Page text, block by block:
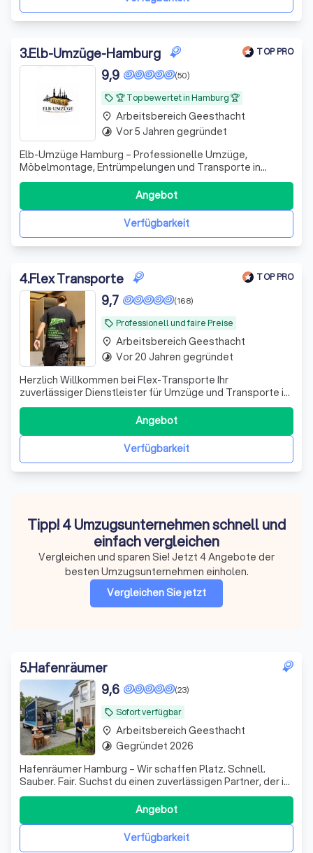
3.Elb-Umzüge-Hamburg TOP PRO
local_offer 🏆 Top bewertet in Hamburg 🏆
(50)
9,9
Elb-Umzüge Hamburg – Professionelle Umzüge,
Möbelmontage, Entrümpelungen und Transporte in
Hamburg. Faire Preise, erfahrenes Team, stressfrei
Besichtigung
Verfügbarkeit
Angebot
place Arbeitsbereich Geesthacht
timelapse Vor 5 Jahren gegründet
4.Flex Transporte TOP PRO
local_offer Professionell und faire Preise
(168)
9,7
Herzlich Willkommen bei Flex-Transporte Ihr
zuverlässiger Dienstleister für Umzüge und Transporte in
Hamburg, Lübeck, Kiel, Schwerin und Deutschland- und
Professionell ✔ Deutschsprachiges und professionelles
Team ✔ Festpreis-Angebote oder Stund
Verfügbarkeit
Angebot
place Arbeitsbereich Geesthacht
timelapse Vor 20 Jahren gegründet
Tipp! 4 Umzugsunternehmen schnell und
einfach vergleichen
Vergleichen und sparen Sie! Jetzt 4 Angebote der
besten Umzugsunternehmen einholen.
Vergleichen Sie jetzt
5.Hafenräumer
local_offer Sofort verfügbar
(23)
9,6
Hafenräumer Hamburg – Wir schaffen Platz. Schnell.
Sauber. Fair. Suchst du einen zuverlässigen Partner, der in
Hamburg und Umgebung ordentlich anpackt? Egal ob
vollgestellter Keller, eine komplette Wohnungsauflösung
oder die schnelle Räumung deines Gewerbes –
Hafenräumer erledigt das für dich. Disk
Verfügbarkeit
Angebot
place Arbeitsbereich Geesthacht
timelapse Gegründet 2026